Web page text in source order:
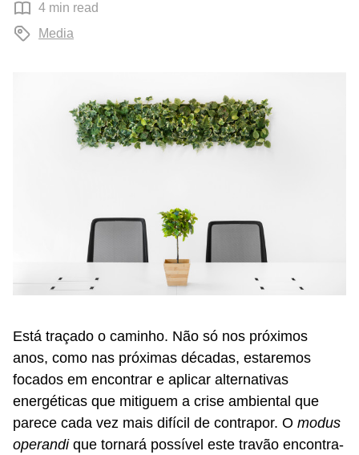
4 min read
Media
Está traçado o caminho. Não só nos próximos
anos, como nas próximas décadas, estaremos
focados em encontrar e aplicar alternativas
energéticas que mitiguem a crise ambiental que
parece cada vez mais difícil de contrapor. O modus
operandique tornará possível este travão encontra-